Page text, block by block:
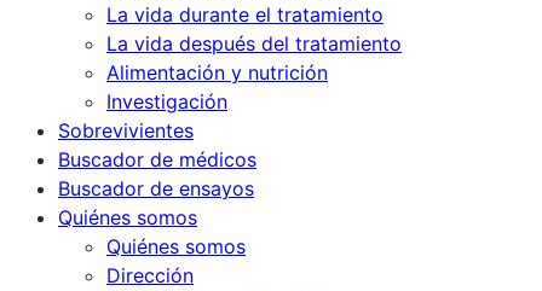
La vida durante el tratamiento
La vida después del tratamiento
Alimentación y nutrición
Investigación
Sobrevivientes
Buscador de médicos
Buscador de ensayos
Quiénes somos
Quiénes somos
Dirección